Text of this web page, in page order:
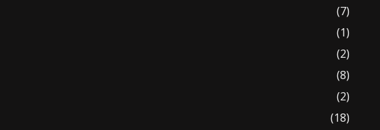
(7)
(1)
(2)
(8)
(2)
(18)